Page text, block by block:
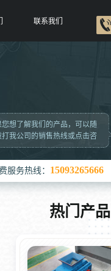
联系我们
服务热线： 15093265666
您想了解我们的产品，可以随
打我公司的销售热线或点击咨
热门产品